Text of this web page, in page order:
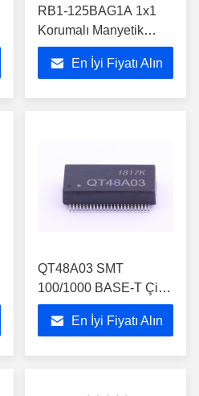
RB1-125BAG1A 1x1
Korumalı Manyetik
RJ45 Jak, LED
10/100Base-T'li
En İyi Fiyatı Alın
QT48A03 SMT
100/1000 BASE-T Çift
Bağlantı Noktalı
Transformatör Manyetik
En İyi Fiyatı Alın